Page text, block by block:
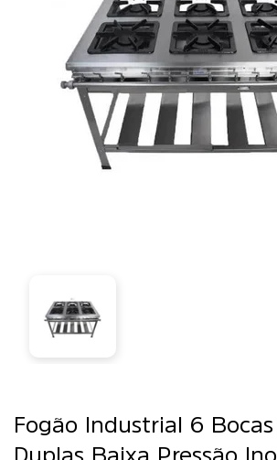
Fogão Industrial 6 Bocas
Duplas Baixa Pressão